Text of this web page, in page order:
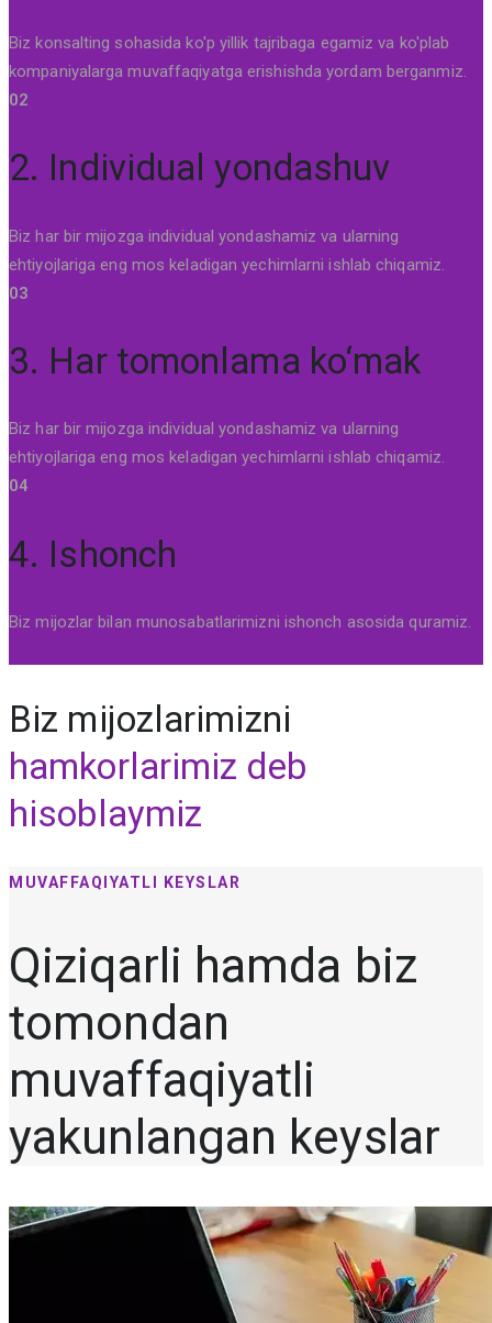
Biz konsalting sohasida ko'p yillik tajribaga egamiz va ko'plab
kompaniyalarga muvaffaqiyatga erishishda yordam berganmiz.
02
2. Individual yondashuv
Biz har bir mijozga individual yondashamiz va ularning
ehtiyojlariga eng mos keladigan yechimlarni ishlab chiqamiz.
03
3. Har tomonlama ko‘mak
Biz har bir mijozga individual yondashamiz va ularning
ehtiyojlariga eng mos keladigan yechimlarni ishlab chiqamiz.
04
4. Ishonch
Biz mijozlar bilan munosabatlarimizni ishonch asosida quramiz.
Biz mijozlarimizni
hamkorlarimiz deb
hisoblaymiz
MUVAFFAQIYATLI KEYSLAR
Qiziqarli hamda biz
tomondan
muvaffaqiyatli
yakunlangan keyslar